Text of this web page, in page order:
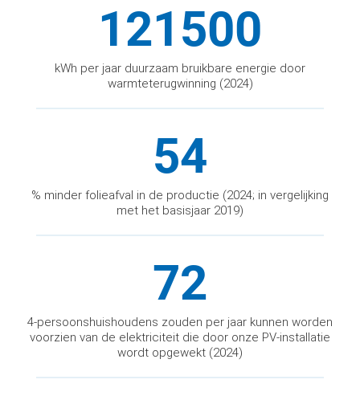
121500
kWh per jaar duurzaam bruikbare energie door
warmteterugwinning (2024)
54
% minder folieafval in de productie (2024; in vergelijking
met het basisjaar 2019)
72
4-persoonshuishoudens zouden per jaar kunnen worden
voorzien van de elektriciteit die door onze PV-installatie
wordt opgewekt (2024)